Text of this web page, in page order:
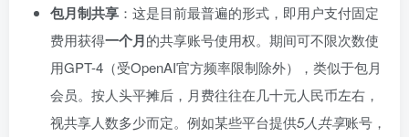
包月制共享 ：这是目前最普遍的形式，即用户支付固定
费用获得一个月的共享账号使用权。期间可不限次数使
用GPT-4（受OpenAI官方频率限制除外），类似于包月
会员。按人头平摊后，月费往往在几十元人民币左右，
视共享人数多少而定。例如某些平台提供5人共享账号，